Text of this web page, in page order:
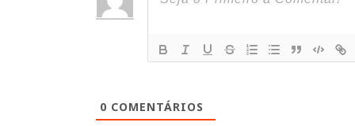
0 COMENTÁRIOS